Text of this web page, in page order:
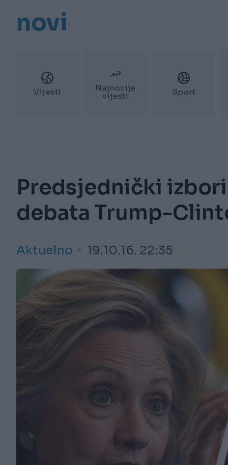
novi
Vijesti
Najnovije
vijesti
Sport
Predsjednički
debata Trump-
Aktuelno 19.10.16. 22:35